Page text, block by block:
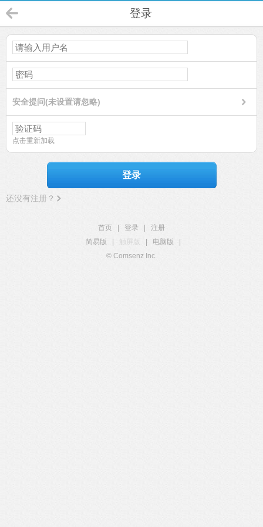
登录
安全提问(未设置请忽略)
点击重新加载
登录
还没有注册？
首页 登录
注册
简易版
触屏版 电脑版
© Comsenz Inc.